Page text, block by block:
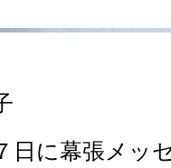
日に幕張メッ